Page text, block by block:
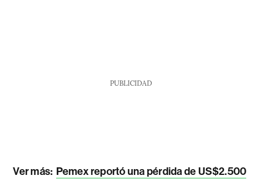
PUBLICIDAD
Ver más: Pemex reportó una pérdida de US$2.500